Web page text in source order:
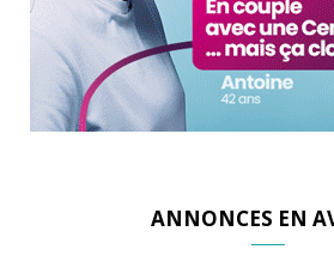
ANNONCES EN